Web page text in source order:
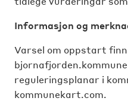
Informasjon og
Varsel om oppstart finn
reguleringsplanar i
kommunekart.com.